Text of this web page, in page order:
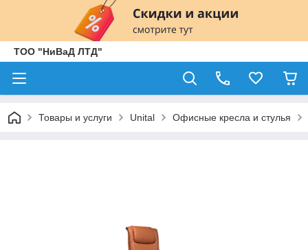
ТОО "НиВаД ЛТД"
Товары и услуги Unital Офисные кресла и стулья